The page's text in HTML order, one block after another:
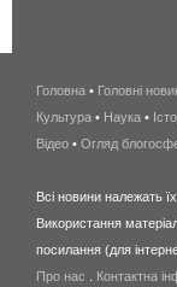
Головна • Головні
Культура • Наука •
Відео • Огляд
Всі новини належать
Використання
посилання (для
Про нас
Контактна